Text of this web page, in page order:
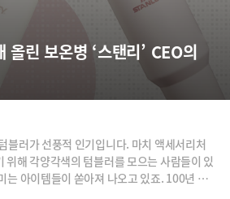
린 보온병 ‘스탠리’ CEO의
블러가 선풍적 인기입니다. 마치 액세서리처
위해 각양각색의 텀블러를 모으는 사람들이 있
는 아이템들이 쏟아져 나오고 있죠. 100년 넘